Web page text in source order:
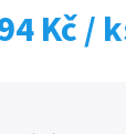
Kč/